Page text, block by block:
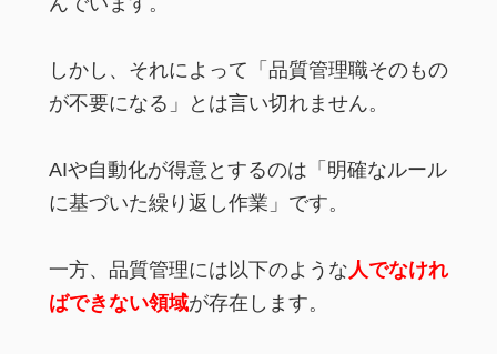
しかし、それによって「品質管理職そのもの
が不要になる」とは言い切れません。
AIや自動化が得意とするのは「明確なルール
に基づいた繰り返し作業」です。
一方、品質管理には以下のような人でなけれ
ばできない領域が存在します。